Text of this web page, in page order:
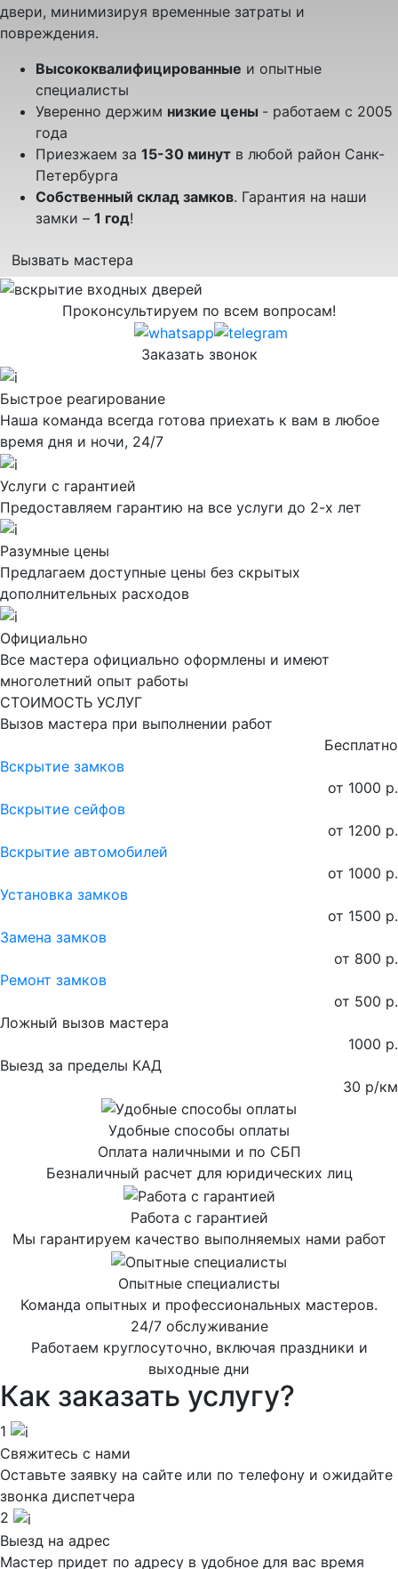
двери, минимизируя временные затраты и
повреждения.
Высококвалифицированные и опытные
специалисты
Уверенно держим низкие цены - работаем с 2005
года
Приезжаем за 15-30 минут в любой район Санк-
Петербурга
Собственный склад замков. Гарантия на наши
замки – 1 год!
Вызвать мастера
Проконсультируем по всем вопросам!
Заказать звонок
Быстрое реагирование
Наша команда всегда готова приехать к вам в любое
время дня и ночи, 24/7
Услуги с гарантией
Предоставляем гарантию на все услуги до 2-х лет
Разумные цены
Предлагаем доступные цены без скрытых
дополнительных расходов
Официально
Все мастера официально оформлены и имеют
многолетний опыт работы
СТОИМОСТЬ УСЛУГ
Вызов мастера при выполнении работ
Бесплатно
Вскрытие замков
от 1000 р.
Вскрытие сейфов
от 1200 р.
Вскрытие автомобилей
от 1000 р.
Установка замков
от 1500 р.
Замена замков
от 800 р.
Ремонт замков
от 500 р.
Ложный вызов мастера
1000 р.
Выезд за пределы КАД
30 р/км
Удобные способы оплаты
Оплата наличными и по СБП
Безналичный расчет для юридических лиц
Работа с гарантией
Мы гарантируем качество выполняемых нами работ
Опытные специалисты
Команда опытных и профессиональных мастеров.
24/7 обслуживание
Работаем круглосуточно, включая праздники и
выходные дни
Как заказать услугу?
1
Свяжитесь с нами
Оставьте заявку на сайте или по телефону и ожидайте
звонка диспетчера
2
Выезд на адрес
Мастер придет по адресу в удобное для вас время